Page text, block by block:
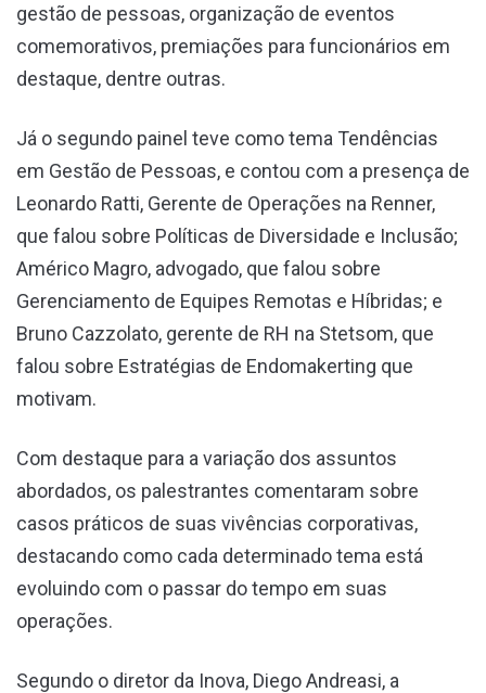
gestão de pessoas, organização de eventos
comemorativos, premiações para funcionários em
destaque, dentre outras.
Já o segundo painel teve como tema Tendências
em Gestão de Pessoas, e contou com a presença de
Leonardo Ratti, Gerente de Operações na Renner,
que falou sobre Políticas de Diversidade e Inclusão;
Américo Magro, advogado, que falou sobre
Gerenciamento de Equipes Remotas e Híbridas; e
Bruno Cazzolato, gerente de RH na Stetsom, que
falou sobre Estratégias de Endomakerting que
motivam.
Com destaque para a variação dos assuntos
abordados, os palestrantes comentaram sobre
casos práticos de suas vivências corporativas,
destacando como cada determinado tema está
evoluindo com o passar do tempo em suas
operações.
Segundo o diretor da Inova, Diego Andreasi, a